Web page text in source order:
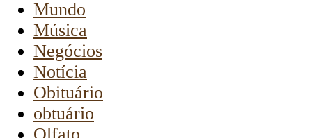
Mundo
Música
Negócios
Notícia
Obituário
obtuário